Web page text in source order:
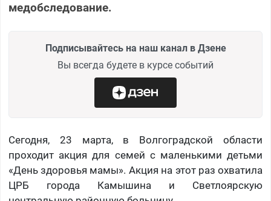
медобследование.
Подписывайтесь на наш канал в Дзене
Вы всегда будете в курсе событий
Сегодня, 23 марта, в Волгоградской области
проходит акция для семей с маленькими детьми
«День здоровья мамы». Акция на этот раз охватила
ЦРБ города Камышина и Светлоярскую